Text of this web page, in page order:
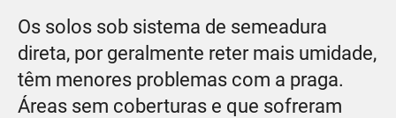
Os solos sob sistema de semeadura
direta, por geralmente reter mais umidade,
têm menores problemas com a praga.
Áreas sem coberturas e que sofreram